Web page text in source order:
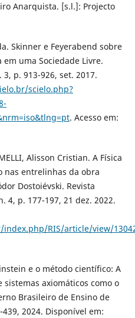
Anarquista. [s.l.]: Projecto
Skinner e Feyerabend sobre
uma Sociedade Livre.
p. 913-926, set. 2017.
scielo.php?
. Acesso em:
Alisson Cristian. A Física
nas entrelinhas da obra
Dostoiévski. Revista
4, p. 177-197, 21 dez. 2022.
RIS/article/view/
e o método científico: A
axiomáticos como o
Brasileiro de Ensino de
2024. Disponível em: